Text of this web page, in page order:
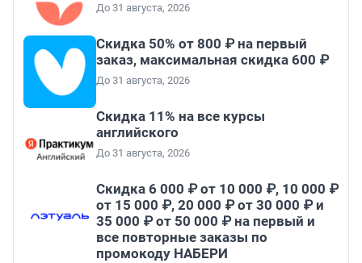
До 31 августа, 2026
Скидка 50% от 800 ₽ на первый
заказ, максимальная скидка 600 ₽
До 31 августа, 2026
Скидка 11% на все курсы
английского
До 31 августа, 2026
Скидка 6 000 ₽ от 10 000 ₽, 10 000 ₽
от 15 000 ₽, 20 000 ₽ от 30 000 ₽ и
35 000 ₽ от 50 000 ₽ на первый и
все повторные заказы по
промокоду НАБЕРИ